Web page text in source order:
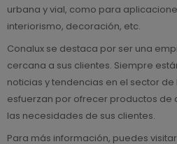
urbana y vial, como para
interiorismo, decoración, etc.
Conalux se destaca por ser una
cercana a sus clientes. Siempre
noticias y tendencias en el sector de
esfuerzan por ofrecer productos de
las necesidades de sus clientes.
Para más información, puedes